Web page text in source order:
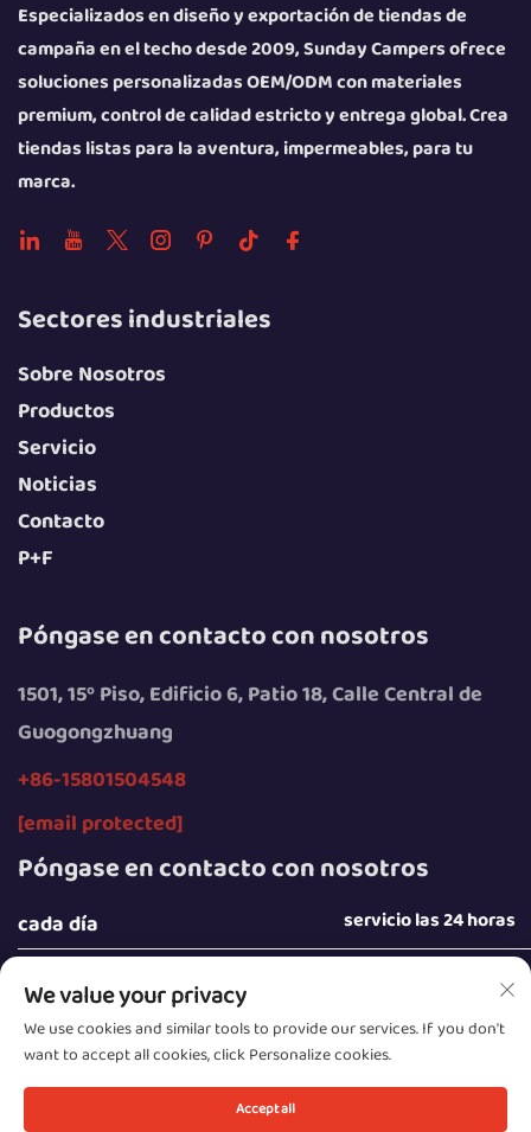
Especializados en diseño y exportación de tiendas de
campaña en el techo desde 2009, Sunday Campers ofrece
soluciones personalizadas OEM/ODM con materiales
premium, control de calidad estricto y entrega global. Crea
tiendas listas para la aventura, impermeables, para tu
marca.
Sectores industriales
Sobre Nosotros
Productos
Servicio
Noticias
Contacto
P+F
Póngase en contacto con nosotros
1501, 15º Piso, Edificio 6, Patio 18, Calle Central de
Guogongzhuang
+86-15801504548
[email protected]
Póngase en contacto con nosotros
cada día servicio las 24 horas
Derechos de autor © 2025 por Beijing Sunday Campers
Co., Ltd.
We value your privacy
We use cookies and similar tools to provide our services. If you don't
want to accept all cookies, click Personalize cookies.
Accept all